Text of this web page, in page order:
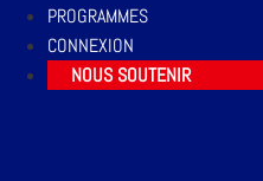
PROGRAMMES
CONNEXION
NOUS SOUTENIR